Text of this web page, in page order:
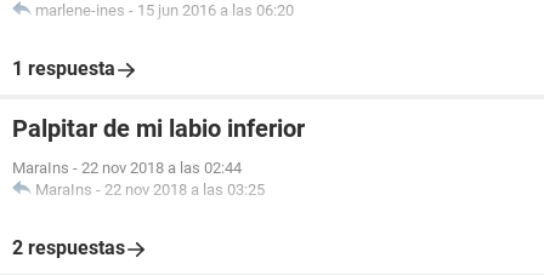
marlene-ines - 15 jun 2016 a las 06:20
1 respuesta
Palpitar de mi labio inferior
MaraIns - 22 nov 2018 a las 02:44
MaraIns - 22 nov 2018 a las 03:25
2 respuestas